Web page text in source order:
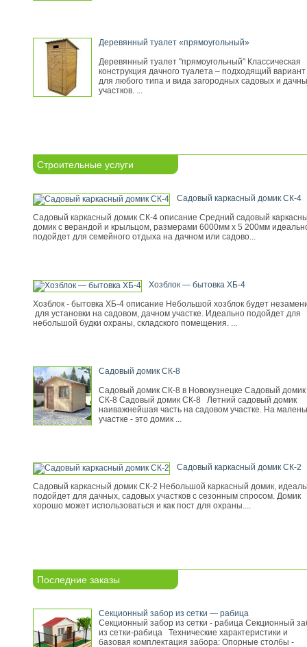
Деревянный туалет «прямоугольный»
Деревянный туалет "прямоугольный" Классическая
конструкция дачного туалета – подходящий вариант
для любого типа и вида загородных садовых и
участков. ...
Строительные услуги
Садовый каркасный домик СК-4
Садовый каркасный домик СК-4 описание Средний садовый
домик с верандой и крыльцом, размерами 6000мм х 5 200мм
подойдет для семейного отдыха на дачном или садово...
Хозблок — бытовка ХБ-4
Хозблок - бытовка ХБ-4 описание Небольшой хозблок будет
для установки на садовом, дачном участке. Идеально подойдет для
небольшой будки охраны, складского помещения. ...
Садовый домик СК-8
Садовый домик СК-8 в Новокузнецке Садовый домик
СК-8 Садовый домик СК-8 Летний садовый домик
наиважнейшая часть на садовом участке. На
участке - это домик ...
Садовый каркасный домик СК-2
Садовый каркасный домик СК-2 Небольшой каркасный домик,
подойдет для дачных, садовых участков с сезонным спросом. Домик
хорошо может использоваться и как пост для охраны....
Последние заказы
Секционный забор из сетки — рабица
Секционный забор из сетки - рабица Секционный
из сетки-рабица Технические характеристики и
базовая комплектация забора: Опорные столбы -